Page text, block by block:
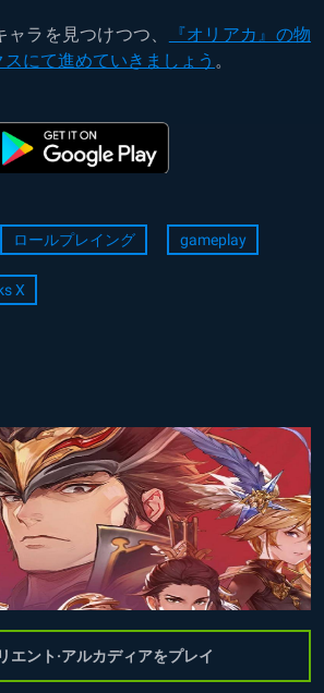
ラを見つけつつ、
『オリアカ』の物
にて進めていきましょう 。
ロールプレイング gameplay
X
エント·アルカディアをプレイ